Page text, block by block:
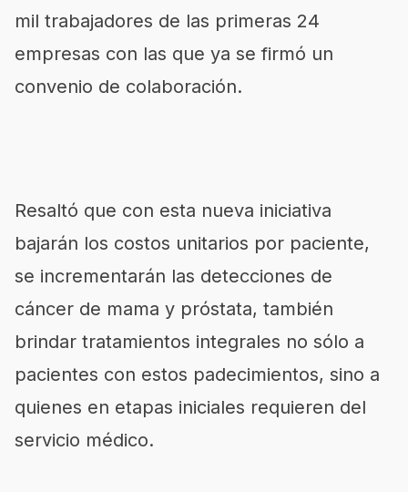
mil trabajadores de las primeras 24
empresas con las que ya se firmó un
convenio de colaboración.
Resaltó que con esta nueva iniciativa
bajarán los costos unitarios por paciente,
se incrementarán las detecciones de
cáncer de mama y próstata, también
brindar tratamientos integrales no sólo a
pacientes con estos padecimientos, sino a
quienes en etapas iniciales requieren del
servicio médico.